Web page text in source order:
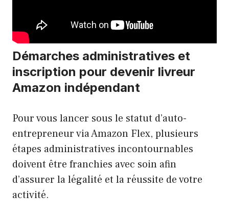
Démarches administratives et
inscription pour devenir livreur
Amazon indépendant
Pour vous lancer sous le statut d’auto-
entrepreneur via Amazon Flex, plusieurs
étapes administratives incontournables
doivent être franchies avec soin afin
d’assurer la légalité et la réussite de votre
activité.